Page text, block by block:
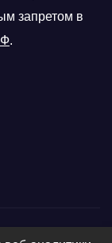
запретом в
.